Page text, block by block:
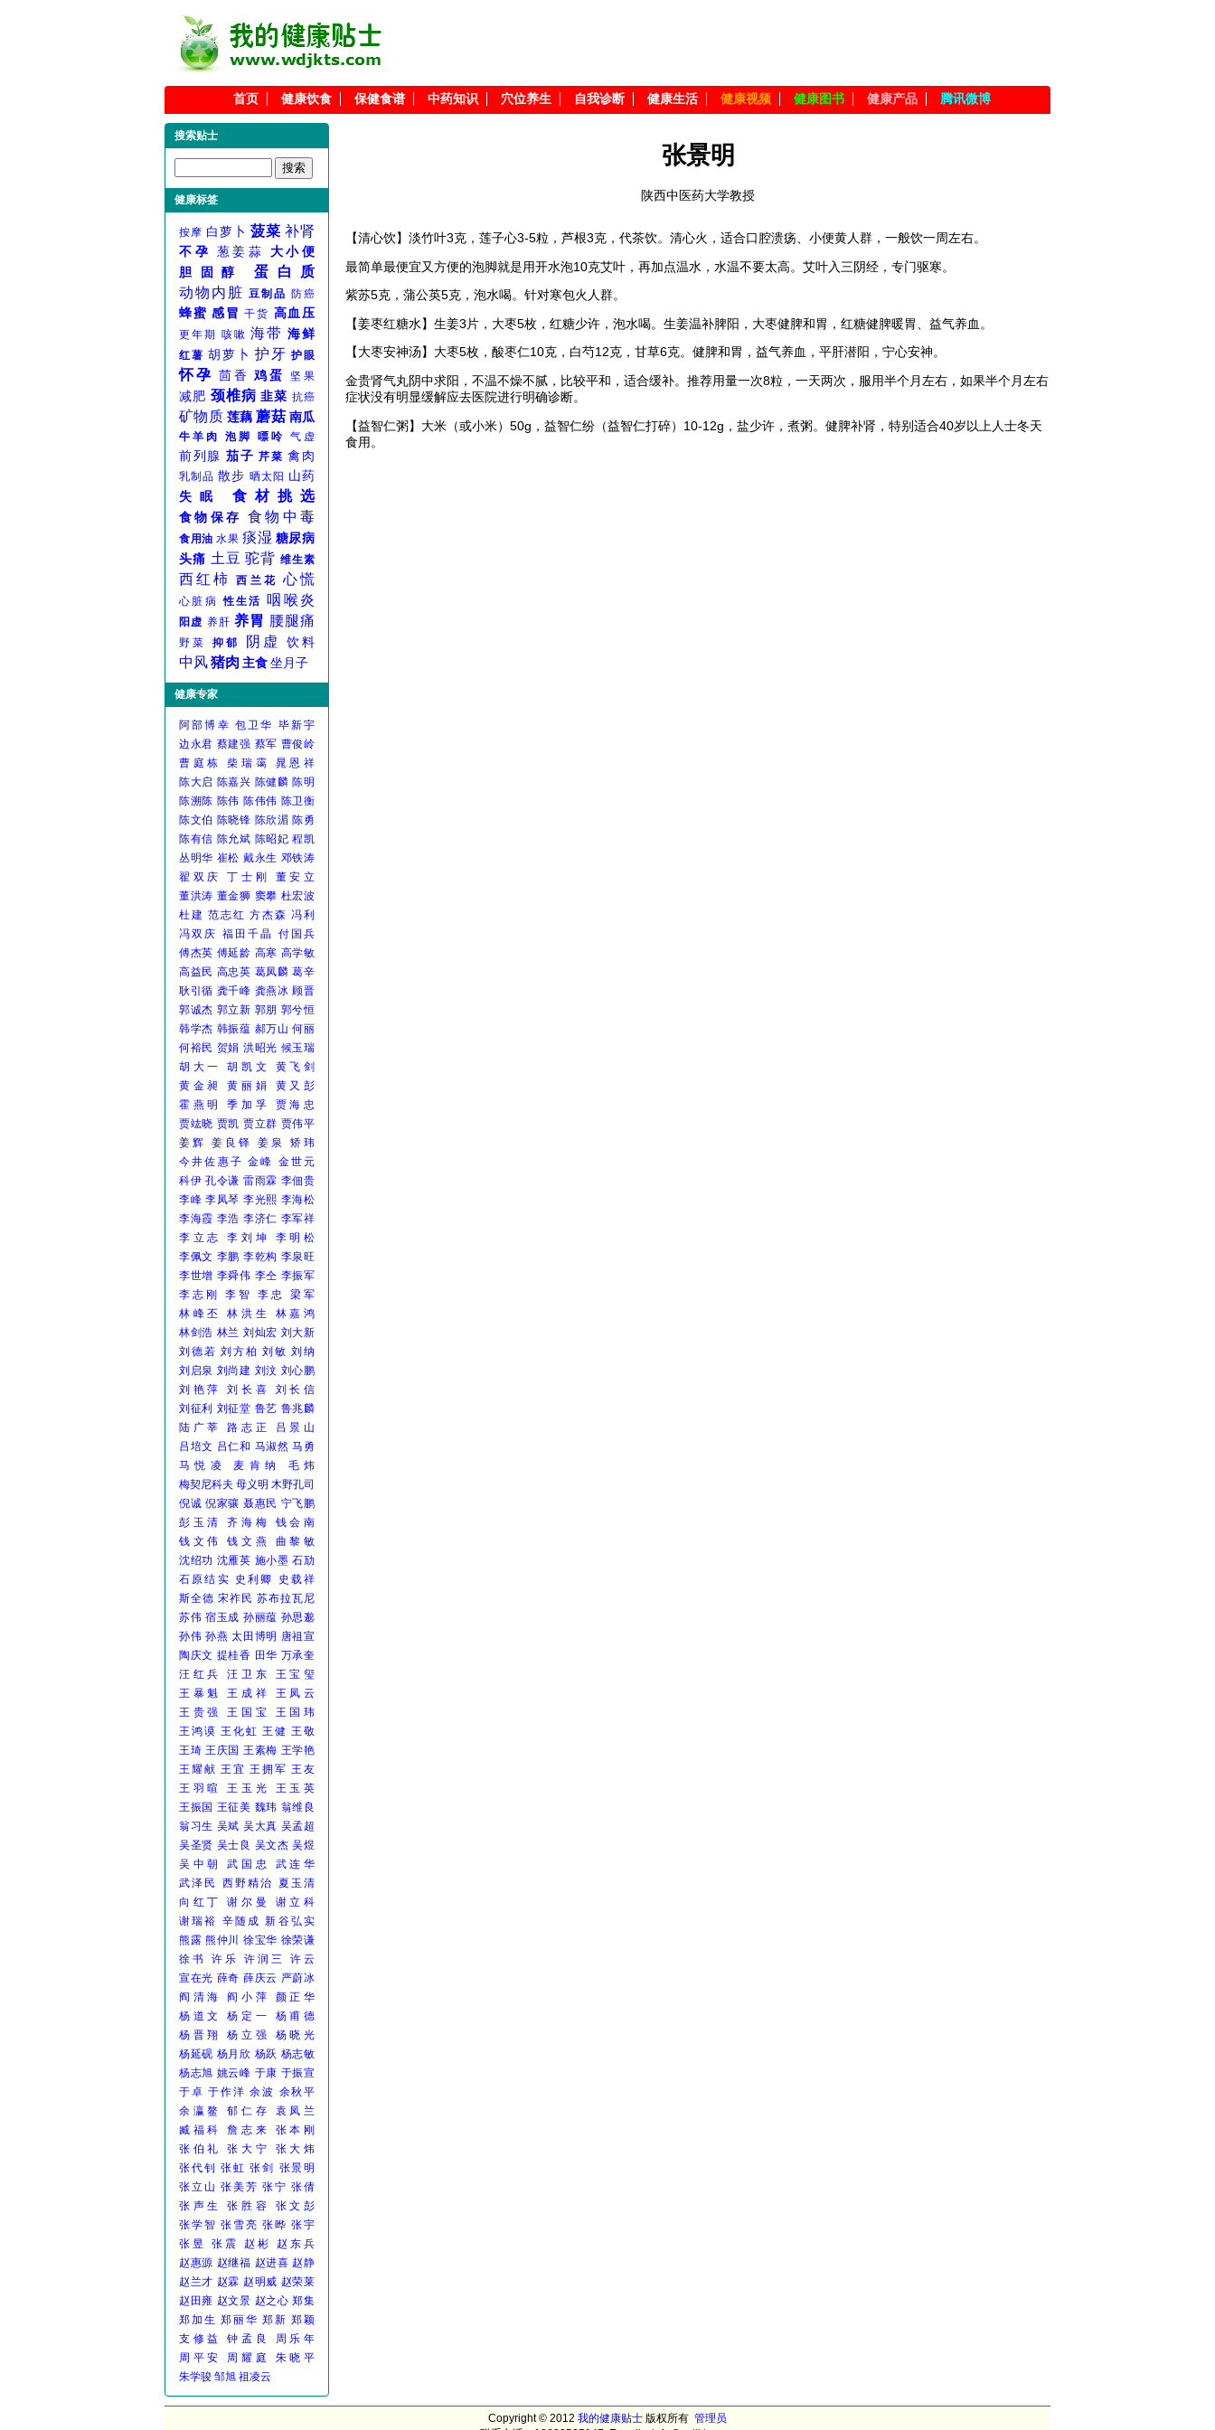
首页 健康饮食 保健食谱 中药知识 穴位养生 自我诊断 健康生活 健康视频 健康图书 健康产品 腾讯微博
搜索贴士
健康标签
按摩 白萝卜 菠菜 补肾
不孕 葱姜蒜
大小便
胆固醇
蛋白质
动物内脏 豆制品 防癌
蜂蜜 感冒 干货 高血压
更年期 咳嗽 海带 海鲜
红薯 胡萝卜 护牙 护眼
怀孕 茴香 鸡蛋 坚果
减肥 颈椎病 韭菜 抗癌
矿物质 莲藕 蘑菇 南瓜
牛羊肉 泡脚 嘌呤 气虚
前列腺 茄子 芹菜 禽肉
乳制品 散步 晒太阳 山药
失眠
食材挑选
食物保存 食物中毒
食用油 水果 痰湿 糖尿病
头痛 土豆 驼背 维生素
西红柿 西兰花 心慌
心脏病 性生活 咽喉炎
阳虚 养肝 养胃 腰腿痛
野菜 抑郁 阴虚 饮料
中风猪肉 主食坐月子
健康专家
阿部博幸 包卫华 毕新宇
边永君 蔡建强 蔡军 曹俊岭
曹庭栋
柴瑞霭
晁恩祥
陈大启 陈嘉兴 陈健麟 陈明
陈溯陈 陈伟 陈伟伟 陈卫衡
陈文伯 陈晓锋 陈欣湄 陈勇
陈有信 陈允斌 陈昭妃 程凯
丛明华 崔松 戴永生 邓铁涛
翟双庆
丁士刚
董安立
董洪涛 董金狮 窦攀 杜宏波
杜建 范志红 方杰森 冯利
冯双庆 福田千晶 付国兵
傅杰英 傅延龄 高寒 高学敏
高益民 高忠英 葛凤麟 葛辛
耿引循 龚千峰 龚燕冰 顾晋
郭诚杰 郭立新 郭朋 郭兮恒
韩学杰 韩振蕴 郝万山 何丽
何裕民 贺娟 洪昭光 候玉瑞
胡大一
胡凯文
黄飞剑
黄金昶
黄丽娟
黄又彭
霍燕明
季加孚
贾海忠
贾竑晓 贾凯 贾立群 贾伟平
姜辉
姜良铎 姜泉
矫玮
今井佐惠子 金峰 金世元
科伊 孔令谦 雷雨霖 李佃贵
李峰 李凤琴 李光熙 李海松
李海霞 李浩 李济仁 李军祥
李立志
李刘坤
李明松
李佩文 李鹏 李乾构 李泉旺
李世增 李舜伟 李仝 李振军
李志刚
李智 李忠
梁军
林峰丕
林洪生
林嘉鸿
林剑浩 林兰 刘灿宏 刘大新
刘德若 刘方柏 刘敏 刘纳
刘启泉 刘尚建 刘汶 刘心鹏
刘艳萍
刘长喜
刘长信
刘征利 刘征堂 鲁艺 鲁兆麟
陆广莘
路志正
吕景山
吕培文 吕仁和 马淑然 马勇
马悦凌
麦肯纳
毛炜
梅契尼科夫 母义明 木野孔司
倪诚 倪家骧 聂惠民 宁飞鹏
彭玉清
齐海梅
钱会南
钱文伟
钱文燕
曲黎敏
沈绍功 沈雁英 施小墨 石劢
石原结实 史利卿
史载祥
斯全德 宋祚民 苏布拉瓦尼
苏伟 宿玉成 孙丽蕴 孙思邈
孙伟 孙燕 太田博明 唐祖宣
陶庆文 提桂香 田华 万承奎
汪红兵
汪卫东
王宝玺
王暴魁
王成祥
王凤云
王贵强
王国宝
王国玮
王鸿谟 王化虹 王健 王敬
王琦 王庆国 王素梅 王学艳
王耀献 王宜 王拥军 王友
王羽暄
王玉光
王玉英
王振国 王征美 魏玮 翁维良
翁习生 吴斌 吴大真 吴孟超
吴圣贤 吴士良 吴文杰 吴煜
吴中朝
武国忠
武连华
武泽民
西野精治 夏玉清
向红丁
谢尔曼
谢立科
谢瑞裕 辛随成 新谷弘实
熊露 熊仲川 徐宝华 徐荣谦
徐书
许乐 许润三
许云
宣在光 薛奇 薛庆云 严蔚冰
阎清海
阎小萍
颜正华
杨道文
杨定一
杨甫德
杨晋翔
杨立强
杨晓光
杨延砚 杨月欣 杨跃 杨志敏
杨志旭 姚云峰 于康 于振宣
于卓 于作洋 余波 余秋平
余瀛鳌
郁仁存
袁凤兰
臧福科
詹志来
张本刚
张伯礼
张大宁
张大炜
张代钊
张虹 张剑
张景明
张立山 张美芳 张宁 张倩
张声生
张胜容
张文彭
张学智 张雪亮 张晔 张宇
张昱
张震 赵彬
赵东兵
赵惠源 赵继福 赵进喜 赵静
赵兰才 赵霖 赵明威 赵荣莱
赵田雍 赵文景 赵之心 郑集
郑加生 郑丽华 郑新 郑颖
支修益
钟孟良
周乐年
周平安
周耀庭
朱晓平
朱学骏 邹旭 祖凌云
张景明
陕西中医药大学教授
【清心饮】淡竹叶3克，莲子心3-5粒，芦根3克，代茶饮。清心火，适合口腔溃疡、小便黄人群，一般饮一周左右。
最简单最便宜又方便的泡脚就是用开水泡10克艾叶，再加点温水，水温不要太高。艾叶入三阴经，专门驱寒。
紫苏5克，蒲公英5克，泡水喝。针对寒包火人群。
【姜枣红糖水】生姜3片，大枣5枚，红糖少许，泡水喝。生姜温补脾阳，大枣健脾和胃，红糖健脾暖胃、益气养血。
【大枣安神汤】大枣5枚，酸枣仁10克，白芍12克，甘草6克。健脾和胃，益气养血，平肝潜阳，宁心安神。
金贵肾气丸阴中求阳，不温不燥不腻，比较平和，适合缓补。推荐用量一次8粒，一天两次，服用半个月左右，如果半个月左右
症状没有明显缓解应去医院进行明确诊断。
【益智仁粥】大米（或小米）50g，益智仁纷（益智仁打碎）10-12g，盐少许，煮粥。健脾补肾，特别适合40岁以上人士冬天
食用。
Copyright © 2012 我的健康贴士 版权所有 管理员